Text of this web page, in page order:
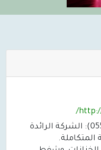
شركة ضوء القمر (0553049133): الشركة الرائدة
المتكاملة.